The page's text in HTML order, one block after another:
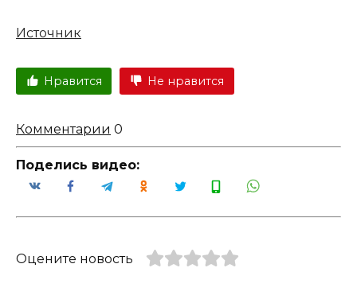
Источник
Нравится Не нравится
Комментарии 0
Поделись видео:
Оцените новость